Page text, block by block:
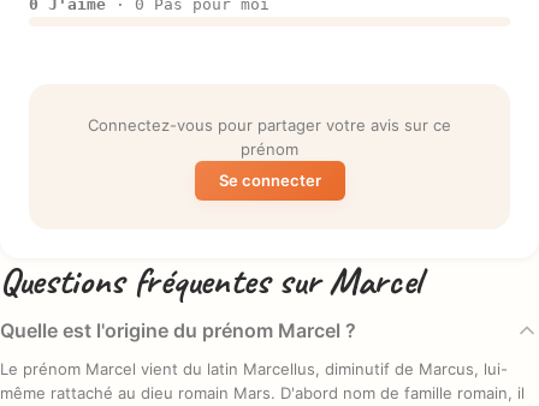
0 J'aime · 0 Pas pour moi
Connectez-vous pour partager votre avis sur ce
prénom
Se connecter
Questions fréquentes sur Marcel
Quelle est l'origine du prénom Marcel ?
Le prénom Marcel vient du latin Marcellus, diminutif de Marcus, lui-
même rattaché au dieu romain Mars. D'abord nom de famille romain, il